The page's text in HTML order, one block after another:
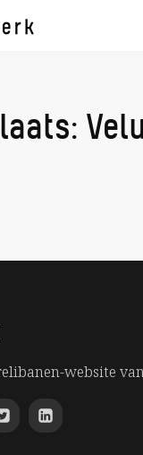
website